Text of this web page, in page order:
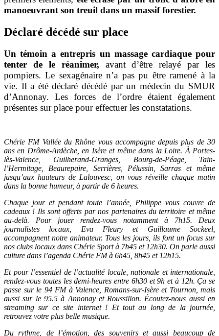
manoeuvrant son treuil dans un massif forestier.
Déclaré décédé sur place
Un témoin a entrepris un massage cardiaque pour
tenter de le réanimer, avant d’être relayé par les
pompiers. Le sexagénaire n’a pas pu être ramené à la
vie. Il a été déclaré décédé par un médecin du SMUR
d’Annonay. Les forces de l’ordre étaient également
présentes sur place pour effectuer les constatations.
Chérie FM Vallée du Rhône vous accompagne depuis plus de 30
ans en Drôme-Ardèche, en Isère et même dans la Loire. À Portes-
lès-Valence, Guilherand-Granges, Bourg-de-Péage, Tain-
l’Hermitage, Beaurepaire, Serrières, Pélussin, Sarras et même
jusqu’aux hauteurs de Lalouvesc, on vous réveille chaque matin
dans la bonne humeur, à partir de 6 heures.
Chaque jour et pendant toute l’année, Philippe vous couvre de
cadeaux ! Ils sont offerts par nos partenaires du territoire et même
au-delà. Pour jouer rendez-vous notamment à 7h15. Deux
journalistes locaux, Eva Fleury et Guillaume Sockeel,
accompagnent notre animateur. Tous les jours, ils font un focus sur
nos clubs locaux dans Chérie Sport à 7h45 et 12h30. On parle aussi
culture dans l’agenda Chérie FM à 6h45, 8h45 et 12h15.
Et pour l’essentiel de l’actualité locale, nationale et internationale,
rendez-vous toutes les demi-heures entre 6h30 et 9h et à 12h. Ça se
passe sur le 94 FM à Valence, Romans-sur-Isère et Tournon, mais
aussi sur le 95.5 à Annonay et Roussillon. Écoutez-nous aussi en
streaming sur ce site internet ! Et tout au long de la journée,
retrouvez votre plus belle musique.
Du rythme, de l’émotion, des souvenirs et aussi beaucoup de